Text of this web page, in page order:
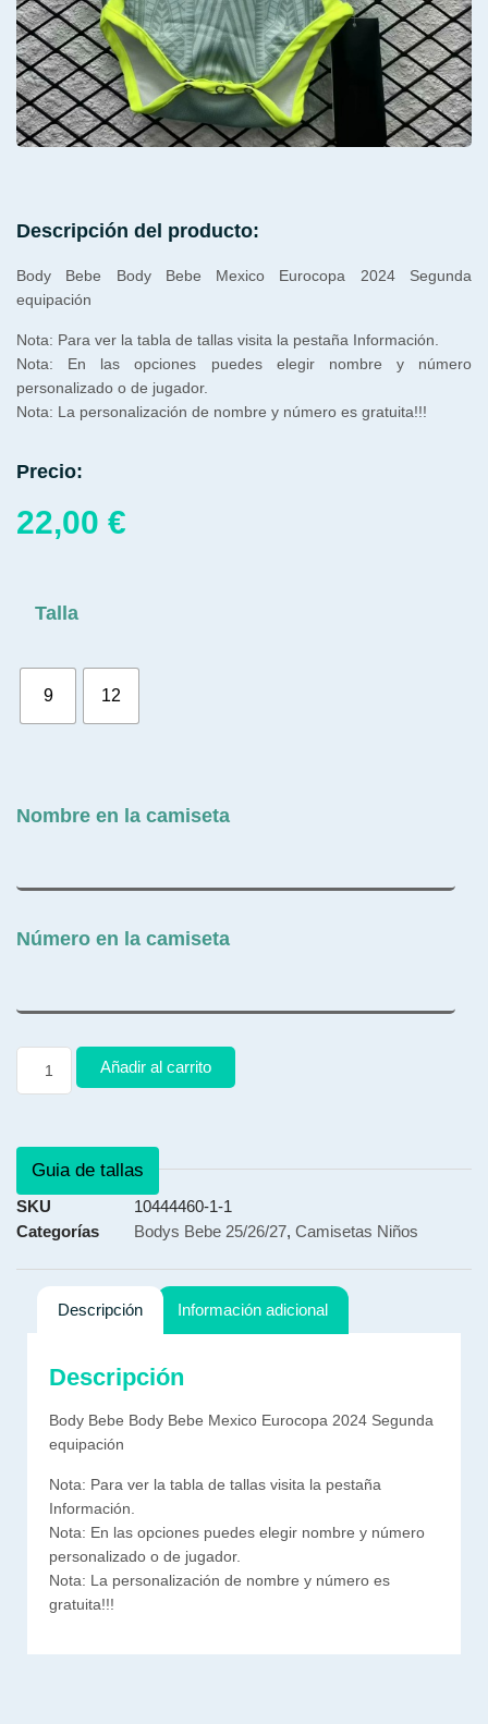
Descripción del producto:
Body Bebe Body Bebe Mexico Eurocopa 2024 Segunda
equipación
Nota: Para ver la tabla de tallas visita la pestaña Información.
Nota: En las opciones puedes elegir nombre y número
personalizado o de jugador.
Nota: La personalización de nombre y número es gratuita!!!
Precio:
22,00 €
Talla
9 12
Nombre en la camiseta
Número en la camiseta
Añadir al carrito
Guia de tallas
SKU
10444460-1-1
Categorías
Bodys Bebe 25/26/27, Camisetas Niños
Descripción Información adicional
Descripción
Body Bebe Body Bebe Mexico Eurocopa 2024 Segunda
equipación
Nota: Para ver la tabla de tallas visita la pestaña
Información.
Nota: En las opciones puedes elegir nombre y número
personalizado o de jugador.
Nota: La personalización de nombre y número es
gratuita!!!